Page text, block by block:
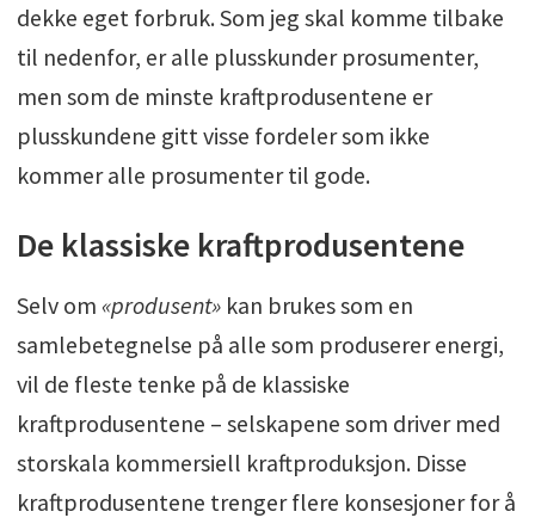
dekke eget forbruk. Som jeg skal komme tilbake
til nedenfor, er alle plusskunder prosumenter,
men som de minste kraftprodusentene er
plusskundene gitt visse fordeler som ikke
kommer alle prosumenter til gode.
De klassiske kraftprodusentene
Selv om «produsent»kan brukes som en
samlebetegnelse på alle som produserer energi,
vil de fleste tenke på de klassiske
kraftprodusentene – selskapene som driver med
storskala kommersiell kraftproduksjon. Disse
kraftprodusentene trenger flere konsesjoner for å